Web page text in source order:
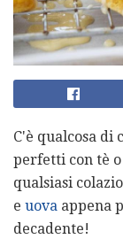
C'è qualcosa di
perfetti con tè
qualsiasi
e uova appena
decadente!